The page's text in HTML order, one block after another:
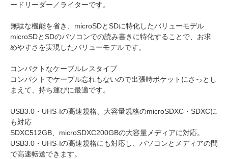
ードリーダー／ライターです。
無駄な機能を省き、microSDとSDに特化したバリューモデル
microSDとSDのパソコンでの読み書きに特化することで、お求
めやすさを実現したバリューモデルです。
コンパクトなケーブルレスタイプ
コンパクトでケーブル忘れもないので出張時ポケットにさっとし
まえて、持ち運びに最適です。
USB3.0・UHS-Iの高速規格、大容量規格のmicroSDXC・SDXCに
も対応
SDXC512GB、microSDXC200GBの大容量メディアに対応。
USB3.0・UHS-Iの高速規格にも対応し、パソコンとメディアの間
で高速転送できます。